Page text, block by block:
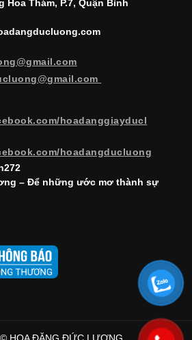
h
Hoa Thám, P.7, Quận Bình
hoadanggiayducl
hoadangducluong
– Để những ước mơ thành sự